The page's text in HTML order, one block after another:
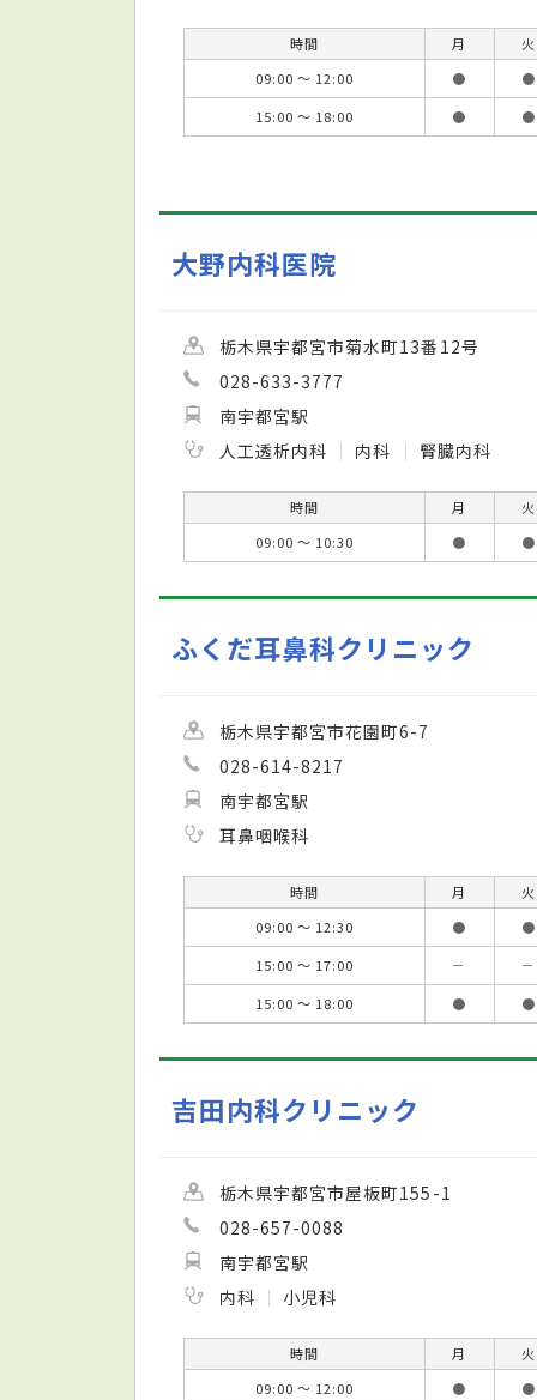
時間 月 火
09:00 ～ 12:00
● ●
15:00 ～ 18:00
● ●
大野内科医院
栃木県宇都宮市菊水町13番12号
028-633-3777
南宇都宮駅
人工透析内科
内科 腎臓内科
時間 月 火
09:00 ～ 10:30
● ●
ふくだ耳鼻科クリニック
栃木県宇都宮市花園町6-7
028-614-8217
南宇都宮駅
耳鼻咽喉科
時間 月 火
09:00 ～ 12:30
● ●
15:00 ～ 17:00
－ －
15:00 ～ 18:00
● ●
吉田内科クリニック
栃木県宇都宮市屋板町155-1
028-657-0088
南宇都宮駅
内科
小児科
時間 月 火
09:00 ～ 12:00
● ●